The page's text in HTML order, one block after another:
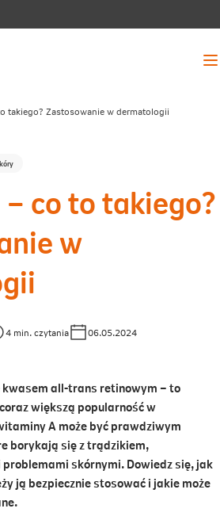
takiego? Zastosowanie w dermatologii
co to takiego?
w
4 min. czytania
06.05.2024
all-trans retinowym – to
większą popularność w
A może być prawdziwym
borykają się z trądzikiem,
skórnymi. Dowiedz się, jak
ją bezpiecznie stosować i jakie może